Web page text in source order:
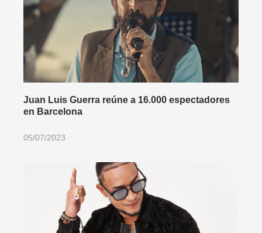
Juan Luis Guerra reúne a 16.000 espectadores
en Barcelona
05/07/2023